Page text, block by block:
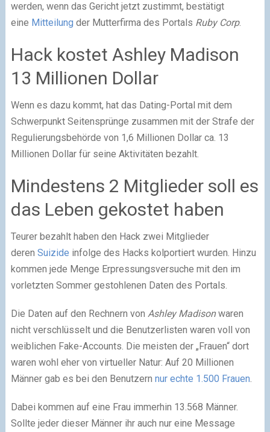
werden, wenn das Gericht jetzt zustimmt, bestätigt
eine Mitteilung der Mutterfirma des Portals Ruby Corp.
Hack kostet Ashley Madison
13 Millionen Dollar
Wenn es dazu kommt, hat das Dating-Portal mit dem
Schwerpunkt Seitensprünge zusammen mit der Strafe der
Regulierungsbehörde von 1,6 Millionen Dollar ca. 13
Millionen Dollar für seine Aktivitäten bezahlt.
Mindestens 2 Mitglieder soll es
das Leben gekostet haben
Teurer bezahlt haben den Hack zwei Mitglieder
deren Suizide infolge des Hacks kolportiert wurden. Hinzu
kommen jede Menge Erpressungsversuche mit den im
vorletzten Sommer gestohlenen Daten des Portals.
Die Daten auf den Rechnern von Ashley Madisonwaren
nicht verschlüsselt und die Benutzerlisten waren voll von
weiblichen Fake-Accounts. Die meisten der „Frauen“ dort
waren wohl eher von virtueller Natur: Auf 20 Millionen
Männer gab es bei den Benutzern nur echte 1.500 Frauen.
Dabei kommen auf eine Frau immerhin 13.568 Männer.
Sollte jeder dieser Männer ihr auch nur eine Message